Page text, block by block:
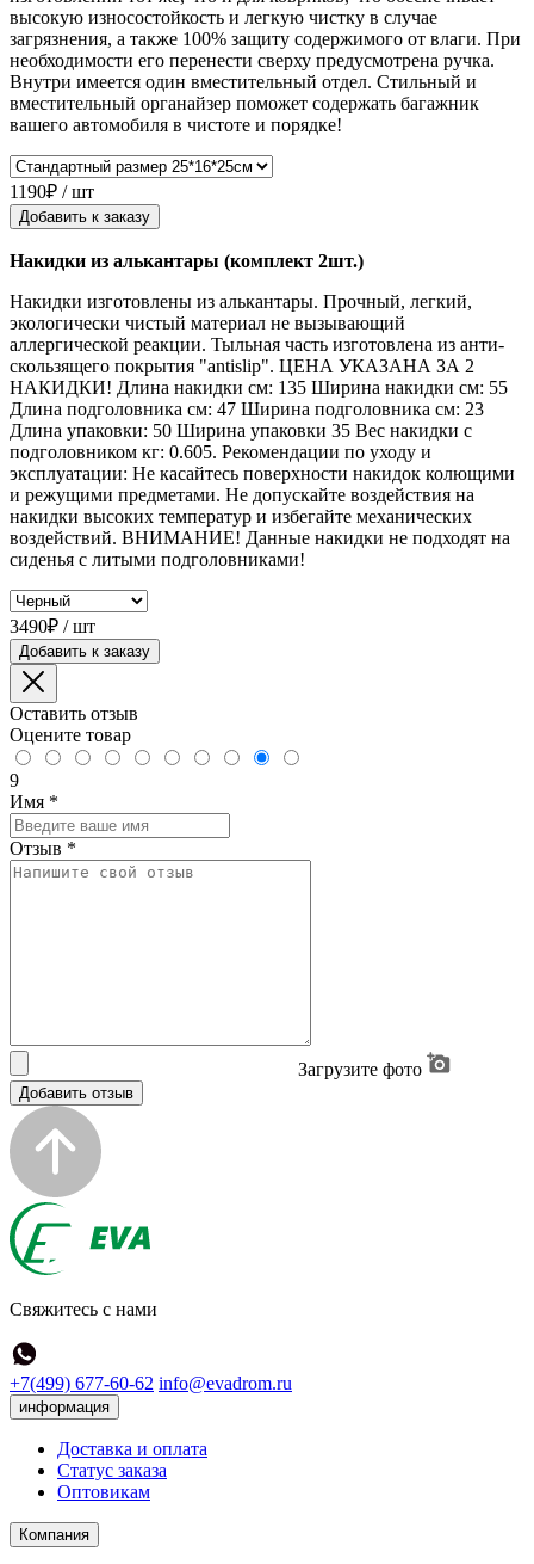
высокую износостойкость и легкую чистку в случае
загрязнения, а также 100% защиту содержимого от влаги. При
необходимости его перенести сверху предусмотрена ручка.
Внутри имеется один вместительный отдел. Стильный и
вместительный органайзер поможет содержать багажник
вашего автомобиля в чистоте и порядке!
1190₽ / шт
Добавить к заказу
Накидки из алькантары (комплект 2шт.)
Накидки изготовлены из алькантары. Прочный, легкий,
экологически чистый материал не вызывающий
аллергической реакции. Тыльная часть изготовлена из анти-
скользящего покрытия "antislip". ЦЕНА УКАЗАНА ЗА 2
НАКИДКИ! Длина накидки см: 135 Ширина накидки см: 55
Длина подголовника см: 47 Ширина подголовника см: 23
Длина упаковки: 50 Ширина упаковки 35 Вес накидки с
подголовником кг: 0.605. Рекомендации по уходу и
эксплуатации: Не касайтесь поверхности накидок колющими
и режущими предметами. Не допускайте воздействия на
накидки высоких температур и избегайте механических
воздействий. ВНИМАНИЕ! Данные накидки не подходят на
сиденья с литыми подголовниками!
3490₽ / шт
Добавить к заказу
Оставить отзыв
Оцените товар
9
Имя *
Отзыв *
Загрузите фото
Добавить отзыв
Свяжитесь с нами
+7(499) 677-60-62 info@evadrom.ru
информация
Доставка и оплата
Статус заказа
Оптовикам
Компания